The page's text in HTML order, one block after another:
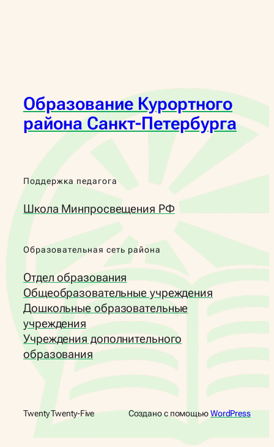
Образование Курортного
района Санкт-Петербурга
Поддержка педагога
Школа Минпросвещения РФ
Образовательная сеть района
Отдел образования
Общеобразовательные учреждения
Дошкольные образовательные
учреждения
Учреждения дополнительного
образования
Twenty Twenty-Five Создано с помощьюWordPress